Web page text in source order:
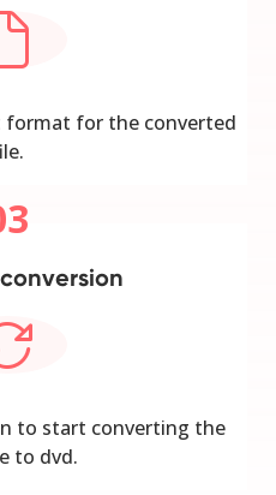
format for the converted
to start converting the
to dvd.